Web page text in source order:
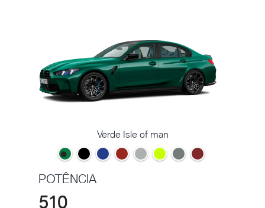
Verde Isle of man
POTÊNCIA
510